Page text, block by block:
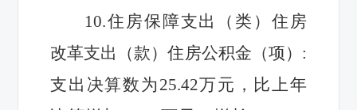
10.住房保障支出（类）住房
改革支出（款）住房公积金（项） :
支出决算数为 25.42万元，比上年